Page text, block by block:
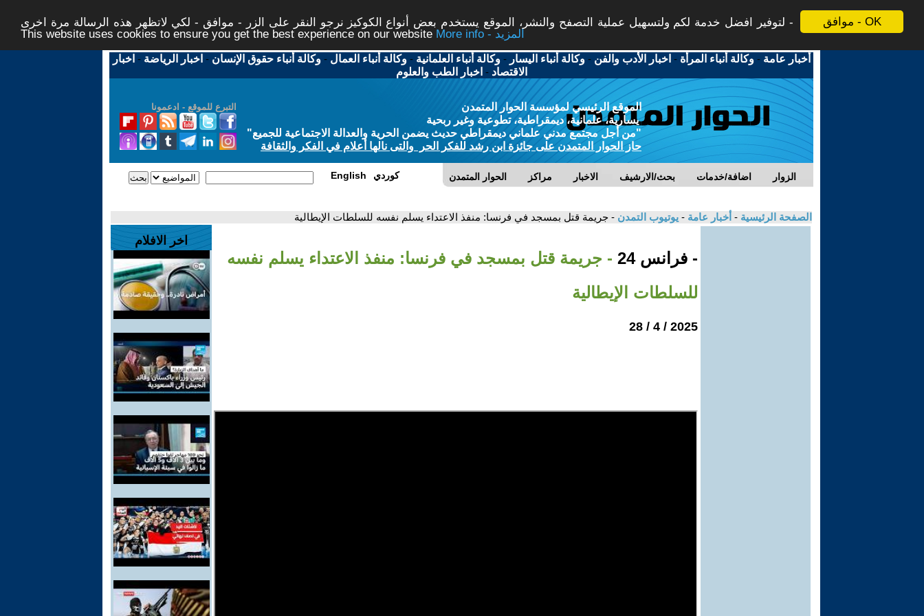
موافق - OK
لتوفير افضل خدمة لكم ولتسهيل عملية التصفح والنشر، الموقع يستخدم بعض أنواع الكوكيز نرجو النقر على الزر - موافق - لكي لاتظهر هذه الرسالة مرة اخرى -
This website uses cookies to ensure you get the best experience on our website
More info - المزيد
أخبار عامة -وكالة أنباء المرأة - اخبار الأدب والفن -وكالة أنباء اليسار -وكالة أنباء العلمانية -وكالة أنباء العمال -وكالة أنباء حقوق الإنسان - اخبار الرياضة - اخبار
الاقتصاد - اخبار الطب والعلوم
التبرع للموقع - ادعمونا
الموقع الرئيسي لمؤسسة الحوار المتمدن
يسارية، علمانية، ديمقراطية، تطوعية وغير ربحية
"من أجل مجتمع مدني علماني ديمقراطي حديث يضمن الحرية والعدالة الاجتماعية للجميع"
حاز الحوار المتمدن على جائزة ابن رشد للفكر الحر والتى نالها أعلام في الفكر والثقافة
الحوار المتمدن مراكز الاخبار بحث/الارشيف اضافة/خدمات الزوار English كوردي
الصفحة الرئيسية - أخبار عامة - يوتيوب التمدن - جريمة قتل بمسجد في فرنسا: منفذ الاعتداء يسلم نفسه للسلطات الإيطالية
- فرانس 24
- جريمة قتل بمسجد في فرنسا: منفذ الاعتداء يسلم نفسه
للسلطات الإيطالية
2025 / 4 / 28
اخر الافلام